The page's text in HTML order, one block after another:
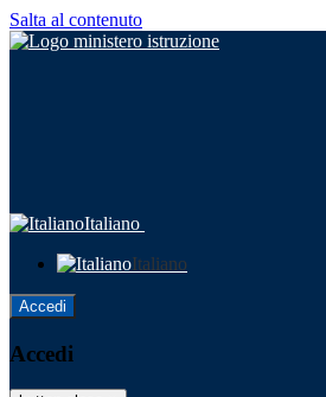
Salta al contenuto
Italiano
Italiano
Accedi
Accedi